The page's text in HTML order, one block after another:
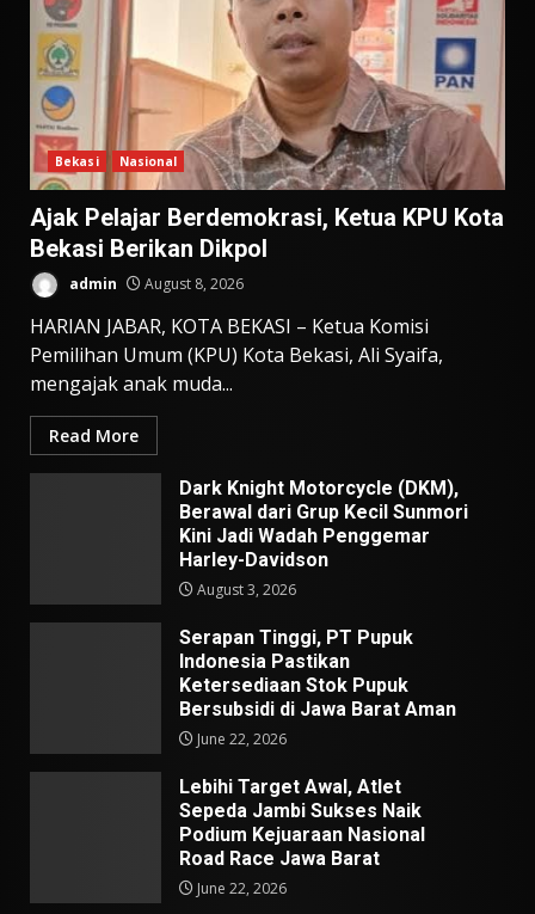
Bekasi Nasional
Ajak Pelajar Berdemokrasi, Ketua KPU Kota
Bekasi Berikan Dikpol
admin August 8, 2026
HARIAN JABAR, KOTA BEKASI – Ketua Komisi
Pemilihan Umum (KPU) Kota Bekasi, Ali Syaifa,
mengajak anak muda...
Read More
Dark Knight Motorcycle (DKM),
Berawal dari Grup Kecil Sunmori
Kini Jadi Wadah Penggemar
Harley-Davidson
August 3, 2026
Serapan Tinggi, PT Pupuk
Indonesia Pastikan
Ketersediaan Stok Pupuk
Bersubsidi di Jawa Barat Aman
June 22, 2026
Lebihi Target Awal, Atlet
Sepeda Jambi Sukses Naik
Podium Kejuaraan Nasional
Road Race Jawa Barat
June 22, 2026